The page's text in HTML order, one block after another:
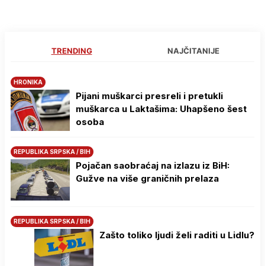
TRENDING NAJČITANIJE
HRONIKA
Pijani muškarci presreli i pretukli
muškarca u Laktašima: Uhapšeno šest
osoba
REPUBLIKA SRPSKA / BIH
Pojačan saobraćaj na izlazu iz BiH:
Gužve na više graničnih prelaza
REPUBLIKA SRPSKA / BIH
Zašto toliko ljudi želi raditi u Lidlu?